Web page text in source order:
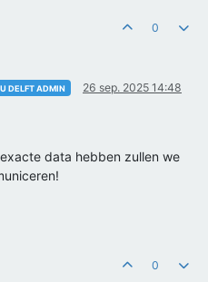
0
DELFT ADMIN 26 sep. 2025 14:48
data hebben zullen we
0